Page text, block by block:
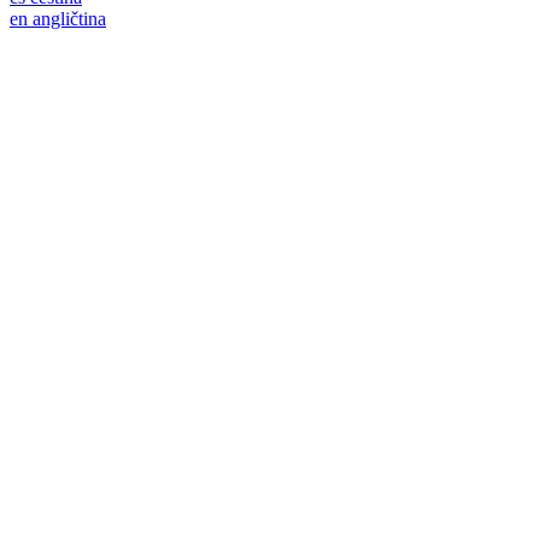
en angličtina